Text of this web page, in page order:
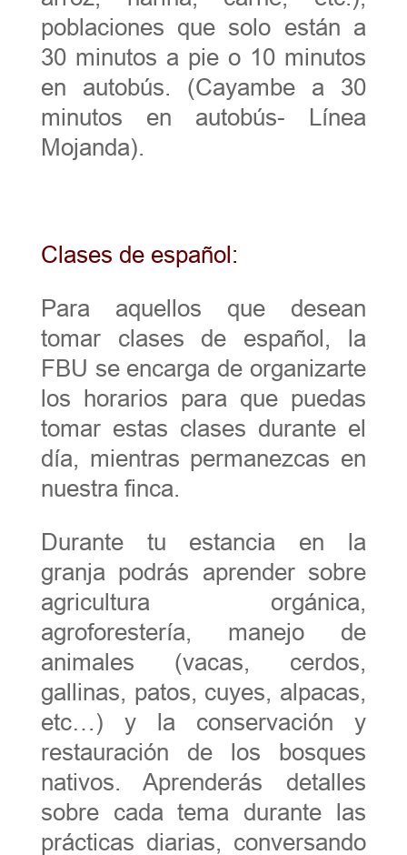
poblaciones que solo están a
30 minutos a pie o 10 minutos
en autobús. (Cayambe a 30
minutos en autobús- Línea
Mojanda).
Clases de español:
Para aquellos que desean
tomar clases de español, la
FBU se encarga de organizarte
los horarios para que puedas
tomar estas clases durante el
día, mientras permanezcas en
nuestra finca.
Durante tu estancia en la
granja podrás aprender sobre
agricultura orgánica,
agroforestería, manejo de
animales (vacas, cerdos,
gallinas, patos, cuyes, alpacas,
etc…) y la conservación y
restauración de los bosques
nativos. Aprenderás detalles
sobre cada tema durante las
prácticas diarias, conversando